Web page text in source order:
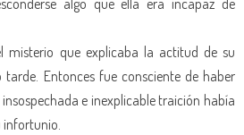
misterio que explicaba la actitud de su
Entonces fue consciente de haber
e inexplicable traición había
infortunio.